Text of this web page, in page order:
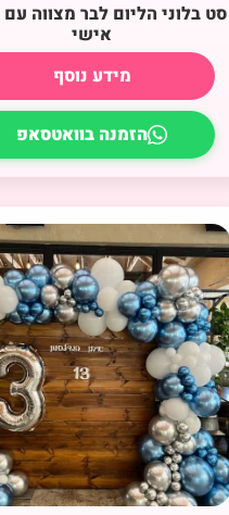
סט בלוני הליום לבר מצווה
אישי
מידע נוסף
הזמנה בוואטסאפ